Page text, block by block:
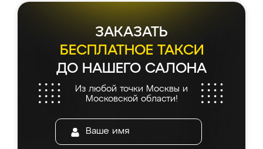
ЗАКАЗАТЬ
БЕСПЛАТНОЕ ТАКСИ
ДО НАШЕГО САЛОНА
Из любой точки Москвы и
Московской области!